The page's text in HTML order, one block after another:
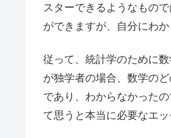
スターできるようなもの
ができますが、自分にわ
従って、統計学のために
が独学者の場合、数学の
であり、わからなかった
て思うと本当に必要なエ